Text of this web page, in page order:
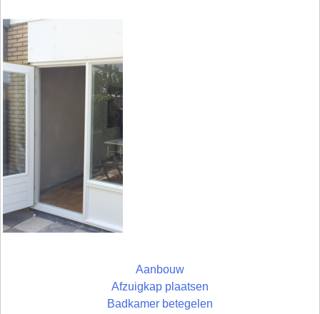
Aanbouw
Afzuigkap plaatsen
Badkamer betegelen